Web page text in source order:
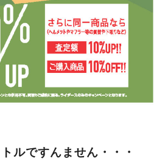
ルですんません・・・